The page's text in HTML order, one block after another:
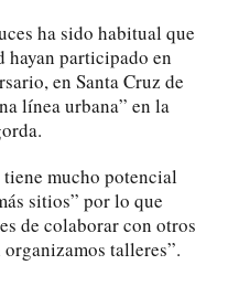
ha sido habitual que
hayan participado en
en Santa Cruz de
línea urbana” en la
mucho potencial
sitios” por lo que
de colaborar con otros
talleres”.